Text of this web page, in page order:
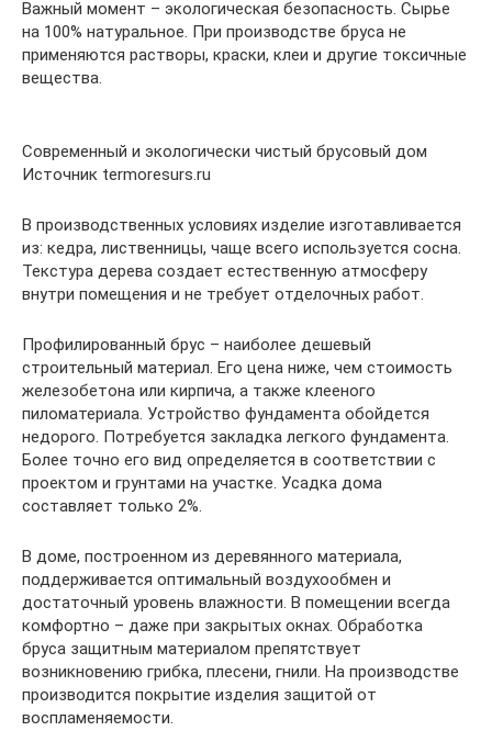
Важный момент – экологическая безопасность. Сырье
на 100% натуральное. При производстве бруса не
применяются растворы, краски, клеи и другие токсичные
вещества.
Современный и экологически чистый брусовый дом
Источник termoresurs.ru
В производственных условиях изделие изготавливается
из: кедра, лиственницы, чаще всего используется сосна.
Текстура дерева создает естественную атмосферу
внутри помещения и не требует отделочных работ.
Профилированный брус – наиболее дешевый
строительный материал. Его цена ниже, чем стоимость
железобетона или кирпича, а также клееного
пиломатериала. Устройство фундамента обойдется
недорого. Потребуется закладка легкого фундамента.
Более точно его вид определяется в соответствии с
проектом и грунтами на участке. Усадка дома
составляет только 2%.
В доме, построенном из деревянного материала,
поддерживается оптимальный воздухообмен и
достаточный уровень влажности. В помещении всегда
комфортно – даже при закрытых окнах. Обработка
бруса защитным материалом препятствует
возникновению грибка, плесени, гнили. На производстве
производится покрытие изделия защитой от
воспламеняемости.